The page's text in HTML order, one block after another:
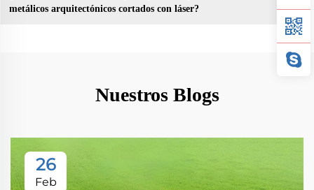
metálicos arquitectónicos cortados con láser?
Nuestros Blogs
26
Feb